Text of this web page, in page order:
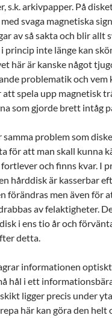
s.k. arkivpapper. På
svaga magnetiska
av så sakta och blir allt
princip inte länge kan
här är kanske något
problematik och vem
spela upp magnetisk
som gjorde brett intåg
problem som
för att man skall kunna
och finns kvar. I
hårddisk är kasserbar
förändras men även för
av felaktigheter.
i ens tio år och
detta.
informationen
hål i ett
ligger precis under
här kan göra den helt